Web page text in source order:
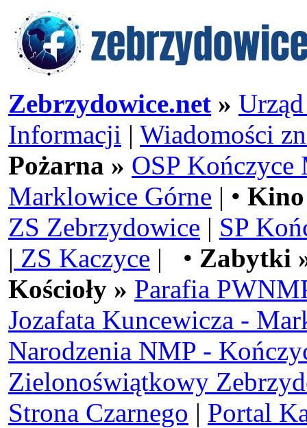
Zebrzydowice.net »
Informacji | Wiadomości
Pożarna » OSP Kończyce
Marklowice Górne | •
ZS Zebrzydowice | SP
| ZS Kaczyce | • Zabytki
Kościoły » Parafia
Jozafata Kuncewicza -
Narodzenia NMP -
Zielonoświątkowy
Strona Czarnego | Portal